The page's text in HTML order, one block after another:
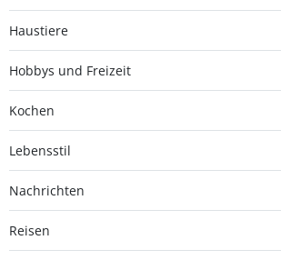
Haustiere
Hobbys und Freizeit
Kochen
Lebensstil
Nachrichten
Reisen